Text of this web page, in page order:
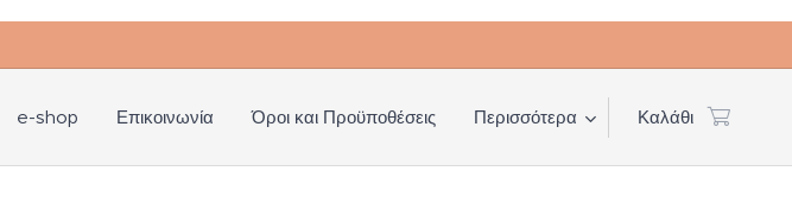
e-shop Επικοινωνία Όροι και Προϋποθέσεις Περισσότερα Καλάθι